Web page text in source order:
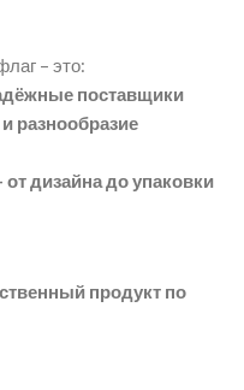
– это:
поставщики
разнообразие
дизайна до упаковки
продукт по